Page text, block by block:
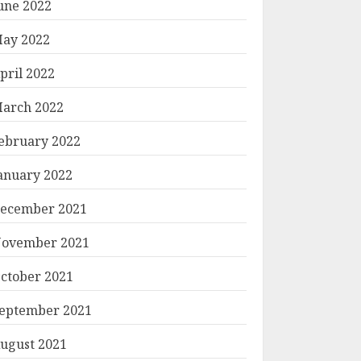
2022
2022
2022
2022
2022
2022
2021
2021
2021
2021
2021